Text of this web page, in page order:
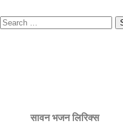
सावन भजन लिरिक्स